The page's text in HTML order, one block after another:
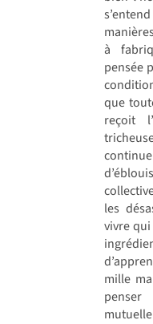
à
pensée
que
reçoit
les
vivre
mille